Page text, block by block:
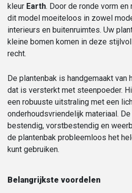
kleur Earth. Door de ronde vorm
dit model moeiteloos in zowel
interieurs en buitenruimtes. Uw
kleine bomen komen in deze
recht.
De plantenbak is handgemaakt
dat is versterkt met steenpoeder.
een robuuste uitstraling met een
onderhoudsvriendelijk materiaal.
bestendig, vorstbestendig en
de plantenbak probleemloos het
kunt gebruiken.
Belangrijkste voordelen